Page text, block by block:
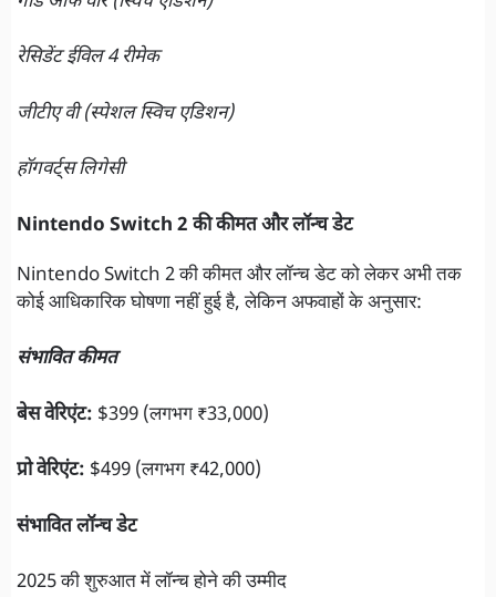
रेसिडेंट ईविल 4 रीमेक
जीटीए वी (स्पेशल स्विच एडिशन)
हॉगवर्ट्स लिगेसी
Nintendo Switch 2 की कीमत और लॉन्च डेट
Nintendo Switch 2 की कीमत और लॉन्च डेट को लेकर अभी तक
कोई आधिकारिक घोषणा नहीं हुई है, लेकिन अफवाहों के अनुसार:
संभावित कीमत
बेस वेरिएंट: $399 (लगभग ₹33,000)
प्रो वेरिएंट: $499 (लगभग ₹42,000)
संभावित लॉन्च डेट
2025 की शुरुआत में लॉन्च होने की उम्मीद